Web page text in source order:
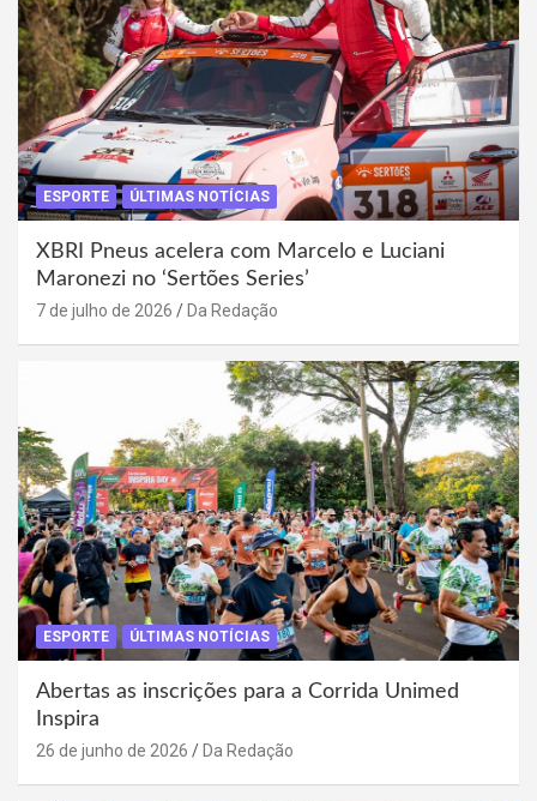
ESPORTE ÚLTIMAS NOTÍCIAS
XBRI Pneus acelera com Marcelo e Luciani
Maronezi no ‘Sertões Series’
7 de julho de 2026 Da Redação
ESPORTE ÚLTIMAS NOTÍCIAS
Abertas as inscrições para a Corrida Unimed
Inspira
26 de junho de 2026 Da Redação